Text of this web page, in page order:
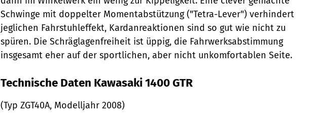
Schwinge mit doppelter Momentabstützung ("Tetra-Lever") verhindert
jeglichen Fahrstuhleffekt, Kardanreaktionen sind so gut wie nicht zu
spüren. Die Schräglagenfreiheit ist üppig, die Fahrwerksabstimmung
insgesamt eher auf der sportlichen, aber nicht unkomfortablen Seite.
Technische Daten Kawasaki 1400 GTR
(Typ ZGT40A, Modelljahr 2008)